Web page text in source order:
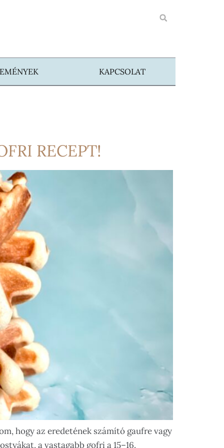
KAPCSOLAT
RECEPT!
hogy az eredetének számító gaufre vagy
a vastagabb gofri a 15–16.